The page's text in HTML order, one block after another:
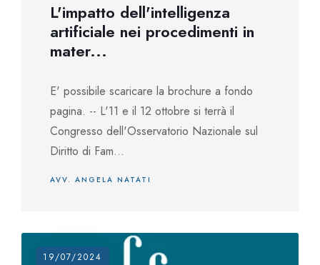
L'impatto dell'intelligenza
artificiale nei procedimenti in
mater...
E' possibile scaricare la brochure a fondo
pagina. -- L'11 e il 12 ottobre si terrà il
Congresso dell'Osservatorio Nazionale sul
Diritto di Fam...
AVV. ANGELA NATATI
19/07/2024